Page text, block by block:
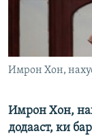
ГУЗОРИШҲОИ
Имрон Хон,
Имрон Хон,
додааст, ки